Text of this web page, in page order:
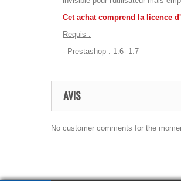
Cet achat comprend la licence
Requis :
- Prestashop : 1.6- 1.7
AVIS
No customer comments for the